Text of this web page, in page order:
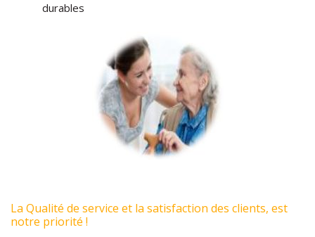
durables
La Qualité de service et la satisfaction des clients, est
notre priorité !